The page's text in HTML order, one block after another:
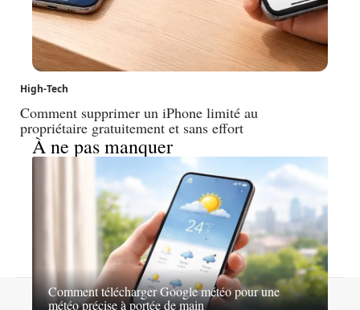
High-Tech
Comment supprimer un iPhone limité au
propriétaire gratuitement et sans effort
À ne pas manquer
Comment télécharger Google météo pour une
météo précise à portée de main
Contact Mentions légales Sitemap